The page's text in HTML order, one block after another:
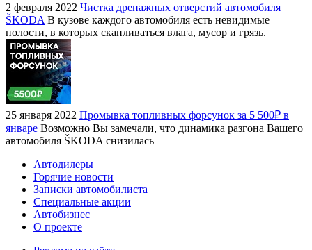
2 февраля 2022 Чистка дренажных отверстий автомобиля
ŠKODA В кузове каждого автомобиля есть невидимые
полости, в которых скапливаться влага, мусор и грязь.
25 января 2022 Промывка топливных форсунок за 5 500₽ в
январе Возможно Вы замечали, что динамика разгона Вашего
автомобиля ŠKODA снизилась
Автодилеры
Горячие новости
Записки автомобилиста
Специальные акции
Автобизнес
О проекте